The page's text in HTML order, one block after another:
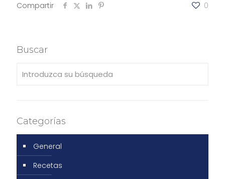
Compartir 0
Buscar
Categorías
General
Recetas